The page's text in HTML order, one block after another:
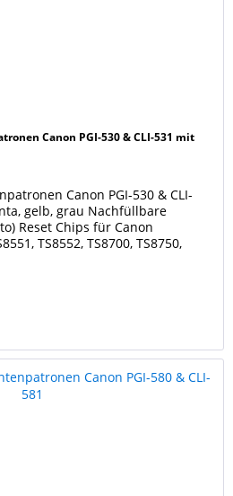
Canon PGI-530 & CLI-531 mit
Canon PGI-530 & CLI-
gelb, grau Nachfüllbare
Reset Chips für Canon
TS8552, TS8700, TS8750,
CLI-531Y, CLI-531GY